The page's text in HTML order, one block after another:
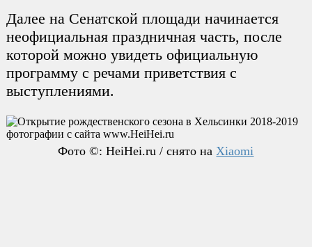
Далее на Сенатской площади начинается
неофициальная праздничная часть, после
которой можно увидеть официальную
программу с речами приветствия с
выступлениями.
Фото ©: HeiHei.ru / снято наXiaomi